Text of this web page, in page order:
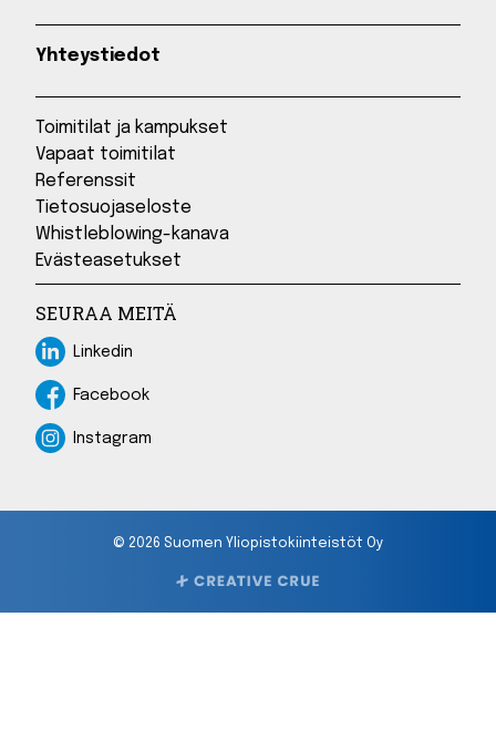
Yhteystiedot
Toimitilat ja kampukset
Vapaat toimitilat
Referenssit
Tietosuojaseloste
Whistleblowing-kanava
Evästeasetukset
SEURAA MEITÄ
LinkedinLinkedin
Facebook
Facebook
Instagram
Instagram
© 2026 Suomen Yliopistokiinteistöt Oy